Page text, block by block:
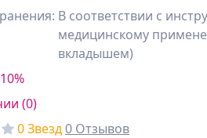
В соответствии с
медицинскому
вкладышем)
(0)
0 Звезд0 Отзывов